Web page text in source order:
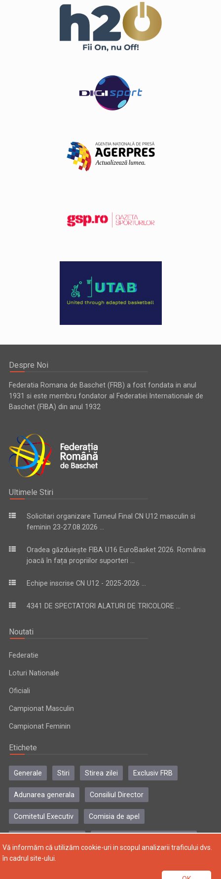
Despre Noi
Federatia Romana de Baschet (FRB) a fost fondata in anul
1931 si este membru fondator al Federatiei Internationale de
Baschet (FIBA) din anul 1932
Ultimele Stiri
Solicitari organizare Turneul Final CN U12 masculin si
feminin 23-27.08.2026 ...
Oradea găzduiește FIBA U16 EuroBasket 2026. România
joacă în fața propriilor suporteri ...
Echipe inscrise CN U12 - 2025-2026 ...
4341 DE SPECTATORI ALATURI DE TRICOLORE ...
Noutati
Federatie
Loturi Nationale
Oficiali
Campionat Masculin
Campionat Feminin
Etichete
Generale Stiri Stirea zilei Exclusiv FRB
Adunarea generala Consiliul Director
Comitetul Executiv Comisia de apel
Copyright © 2004-2024, Federatia Romana de Baschet. Toate
Vă informăm că utilizăm cookie-uri in scopul analizarii traficului dvs.
în cadrul site-ului.